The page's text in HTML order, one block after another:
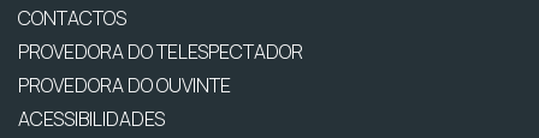
CONTACTOS
PROVEDORA DO TELESPECTADOR
PROVEDORA DO OUVINTE
ACESSIBILIDADES